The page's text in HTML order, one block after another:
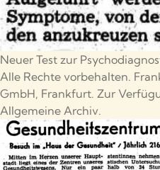
Neuer Test zur
Alle Rechte vorbehalten.
GmbH, Frankfurt. Zur
Allgemeine Archiv.